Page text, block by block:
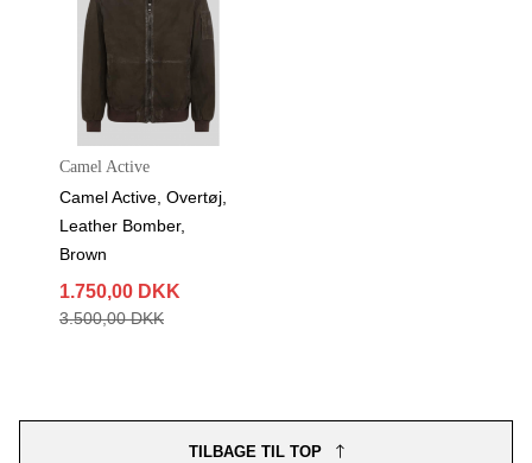
Camel Active
Camel Active, Overtøj,
Leather Bomber,
Brown
1.750,00 DKK
3.500,00 DKK
TILBAGE TIL TOP